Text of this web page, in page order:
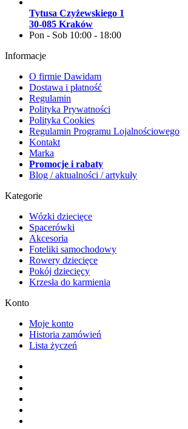
Tytusa Czyżewskiego 1
30-085 Kraków
Pon - Sob 10:00 - 18:00
Informacje
O firmie Dawidam
Dostawa i płatność
Regulamin
Polityka Prywatności
Polityka Cookies
Regulamin Programu Lojalnościowego
Kontakt
Marka
Promocje i rabaty
Blog / aktualności / artykuły
Kategorie
Wózki dziecięce
Spacerówki
Akcesoria
Foteliki samochodowy
Rowery dziecięce
Pokój dziecięcy
Krzesła do karmienia
Konto
Moje konto
Historia zamówień
Lista życzeń